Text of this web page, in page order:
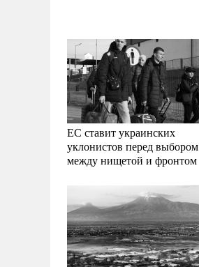
ЕС ставит украинских
уклонистов перед выбором
между нищетой и фронтом